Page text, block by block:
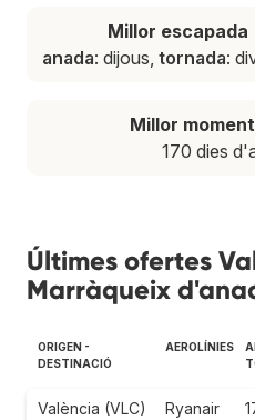
Millor escapada
anada: dijous, tornada:
Millor
170 dies
Últimes ofertes
Marràqueix
ORIGEN -
DESTINACIÓ
AEROLÍNIES
València (VLC)
Ryanair